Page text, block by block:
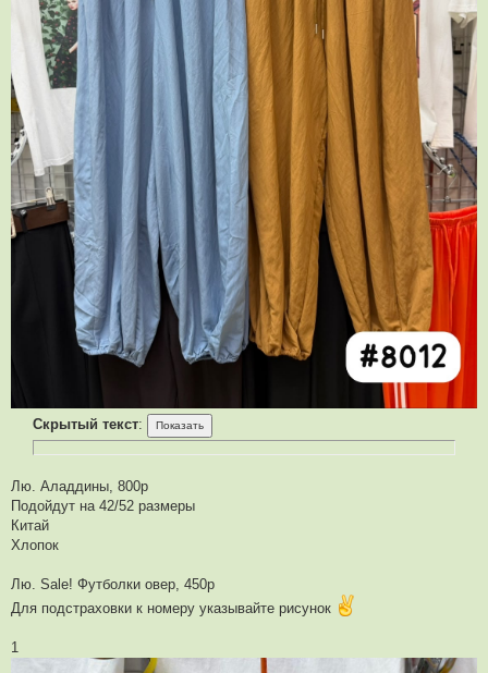
Скрытый текст:
Лю. Аладдины, 800р
Подойдут на 42/52 размеры
Китай
Хлопок
Лю. Sale! Футболки овер, 450р
Для подстраховки к номеру указывайте рисунок
1